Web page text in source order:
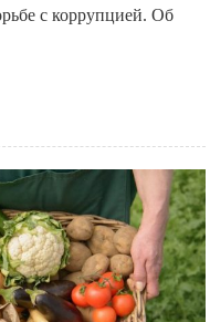
с коррупцией. Об